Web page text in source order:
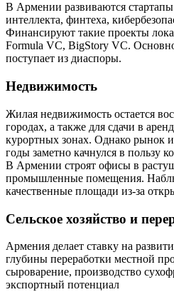
В Армении развиваются
интеллекта, финтеха,
Финансируют такие проекты
Formula VC, BigStory VC.
поступает из диаспоры.
Недвижимость
Жилая недвижимость остается
городах, а также для сдачи в
курортных зонах. Однако рынок
годы заметно качнулся в пользу
В Армении строят офисы в
промышленные помещения.
качественные площади из-за
Сельское хозяйство и
Армения делает ставку на
глубины переработки местной
сыроварение, производство
экспортный потенциал